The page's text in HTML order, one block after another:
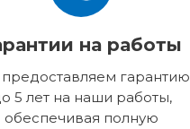
на работы
гарантию
5 лет на наши работы,
обеспечивая полную